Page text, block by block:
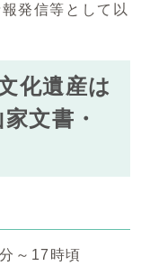
発信等として以
化遺産は
文書・
～17時頃